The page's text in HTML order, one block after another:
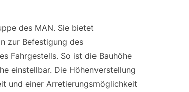
des MAN. Sie bietet
zur Befestigung des
Fahrgestells. So ist die Bauhöhe
einstellbar. Die Höhenverstellung
und einer Arretierungsmöglichkeit